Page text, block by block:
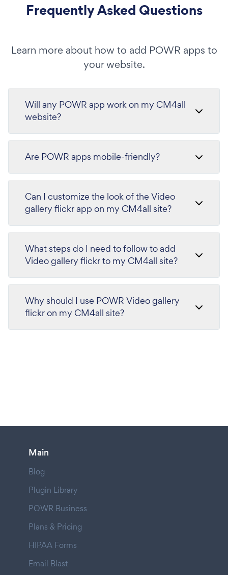
Frequently Asked Questions
Learn more about how to add POWR apps to
your website.
Will any POWR app work on my CM4all
website?
Are POWR apps mobile-friendly?
Can I customize the look of the Video
gallery flickr app on my CM4all site?
What steps do I need to follow to add
Video gallery flickr to my CM4all site?
Why should I use POWR Video gallery
flickr on my CM4all site?
Main
Blog
Plugin Library
POWR Business
Plans & Pricing
HIPAA Forms
Email Blast